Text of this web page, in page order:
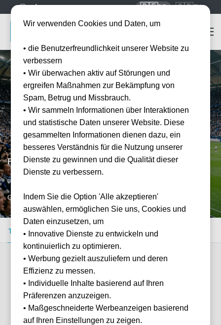
🇩🇪DE 🇬🇧EN
FC Schalke 04 vs Eintracht Frankfurt
08.05.2027
GEL, DE
Tickets kaufen Event-Info FAQ
Verfügbare Kategorien (3)
Wir verwenden Cookies und Daten, um
• die Benutzerfreundlichkeit unserer Website zu
verbessern
• Wir überwachen aktiv auf Störungen und
ergreifen Maßnahmen zur Bekämpfung von
Spam, Betrug und Missbrauch.
• Wir sammeln Informationen über Interaktionen
und statistische Daten unserer Website. Diese
gesammelten Informationen dienen dazu, ein
besseres Verständnis für die Nutzung unserer
Dienste zu gewinnen und die Qualität dieser
Dienste zu verbessern.
Indem Sie die Option 'Alle akzeptieren'
auswählen, ermöglichen Sie uns, Cookies und
Daten einzusetzen, um
• Innovative Dienste zu entwickeln und
kontinuierlich zu optimieren.
• Werbung gezielt auszuliefern und deren
Effizienz zu messen.
• Individuelle Inhalte basierend auf Ihren
Präferenzen anzuzeigen.
• Maßgeschneiderte Werbeanzeigen basierend
auf Ihren Einstellungen zu zeigen.